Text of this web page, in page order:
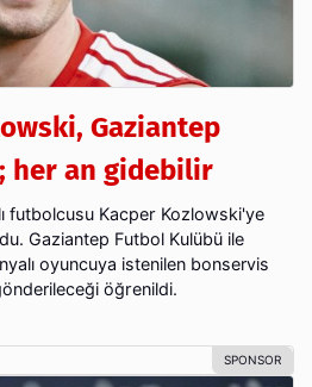
Gaziantep
her an gidebilir
futbolcusu Kacper Kozlowski'ye
Gaziantep Futbol Kulübü ile
oyuncuya istenilen bonservis
öğrenildi.